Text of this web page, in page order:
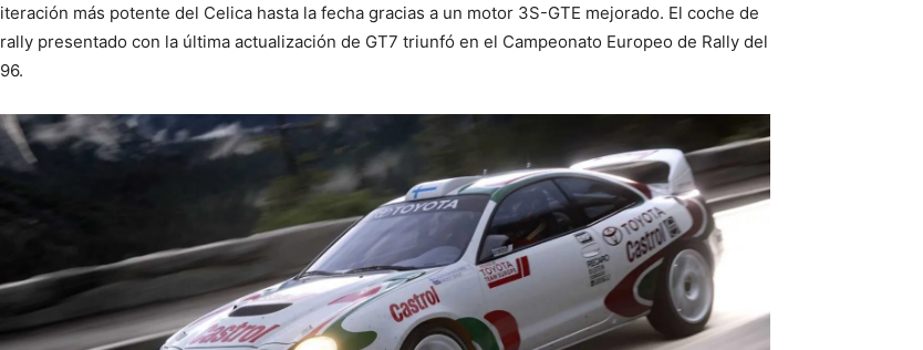
iteración más potente del Celica hasta la fecha gracias a un motor 3S-GTE mejorado. El coche de
rally presentado con la última actualización de GT7 triunfó en el Campeonato Europeo de Rally del
96.